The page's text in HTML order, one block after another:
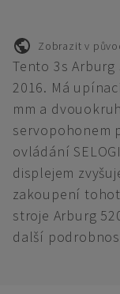
Zobrazit v
Tento 3s Arburg
2016. Má
mm a
servopohonem
ovládání
displejem
zakoupení
stroje Arburg
další